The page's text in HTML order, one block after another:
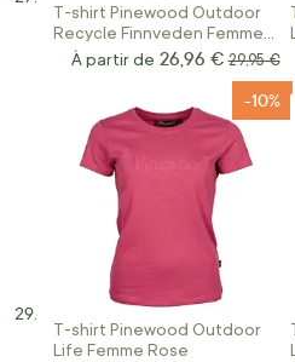
T-shirt Pinewood Outdoor
Recycle Finnveden Femme
GrisÀ partir de 26,96 € Prix
29,95 €
T-shirt Pinewood Outdoor
Life Femme Rose
-10%